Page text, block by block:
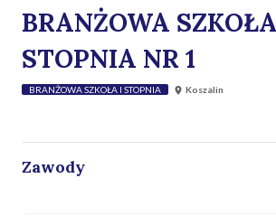
BRANŻOWA
STOPNIA NR 1
BRANŻOWA SZKOŁA I STOPNIA Koszalin
Zawody